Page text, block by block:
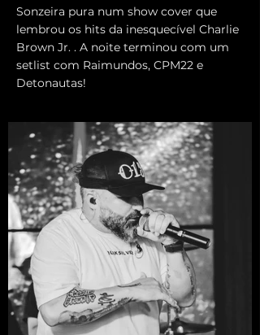
Sonzeira pura num show cover que
lembrou os hits da inesquecível Charlie
Brown Jr. . A noite terminou com um
setlist com Raimundos, CPM22 e
Detonautas!